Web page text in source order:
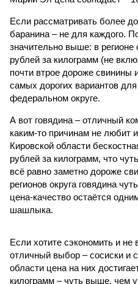
Если рассматривать более
баранина – не для каждого.
значительно выше: в регионе
рублей за килограмм (не
почти втрое дороже свинины
самых дорогих вариантов
федеральном округе.
А вот говядина – отличный
каким-то причинам не любит
Кировской области
рублей за килограмм, что
всё равно заметно дороже
регионов округа говядина
цена-качество остаётся
шашлыка.
Если хотите сэкономить и не
отличный выбор – сосиски и
области цена на них
килограмм – чуть выше, чем